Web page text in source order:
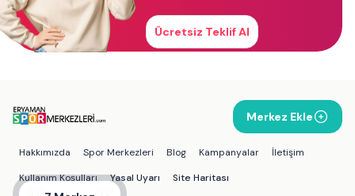
Ücretsiz Teklif Al
Merkez Ekle
Hakkımızda Spor Merkezleri Blog Kampanyalar
İletişim
Kullanım Koşulları
Yasal Uyarı Site Haritası